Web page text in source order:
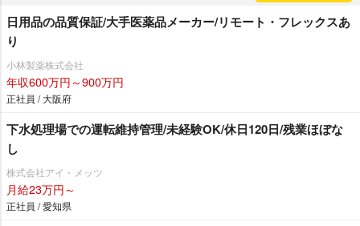
日用品の品質保証/大手医薬品メーカー/リモート・フレックスあ
り
小林製薬株式会社
年収600万円～900万円
正社員 / 大阪府
下水処理場での運転維持管理/未経験OK/休日120日/残業ほぼな
し
株式会社アイ・メッツ
月給23万円～
正社員 / 愛知県